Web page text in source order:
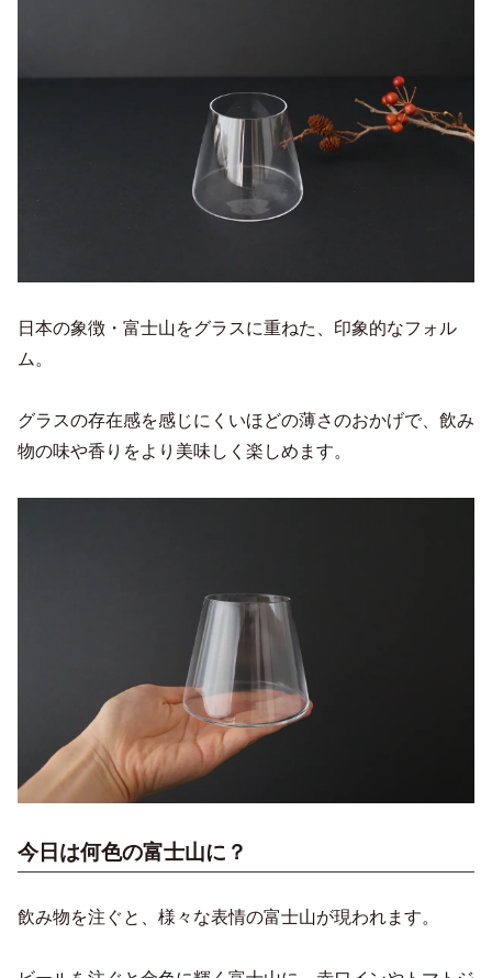
日本の象徴・富士山をグラスに重ねた、印象的なフォル
ム。
グラスの存在感を感じにくいほどの薄さのおかげで、飲み
物の味や香りをより美味しく楽しめます。
今日は何色の富士山に？
飲み物を注ぐと、様々な表情の富士山が現われます。